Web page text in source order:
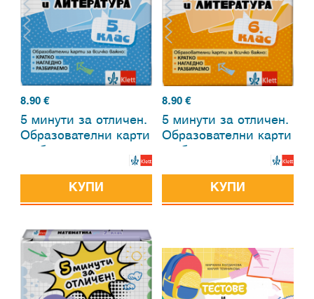
8.90 €
5 минути за отличен.
Образователни карти
литература за 5. клас
КУПИ
8.90€
5 минути за отличен.
Образователни карти
литература за 6. клас
КУПИ